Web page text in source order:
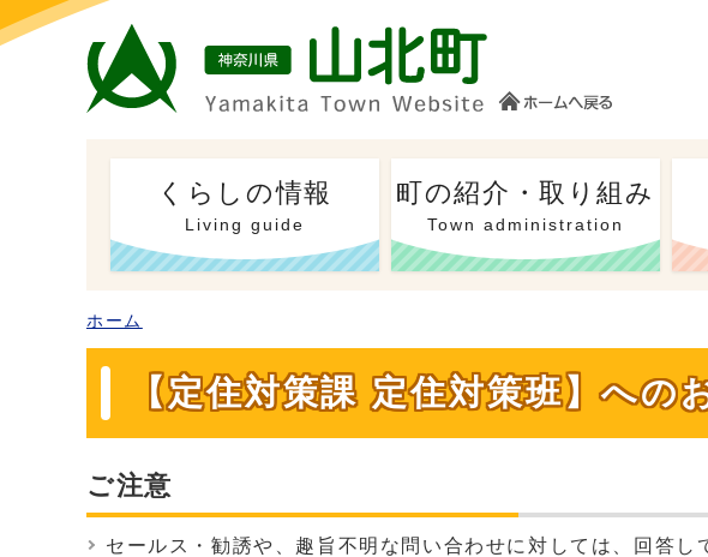
くらしの情報
Living guide
町の紹介・取り組み
Town administration
ホーム
【定住対策課 定住対策班】への
ご注意
セールス・勧誘や、趣旨不明な問い合わせに対しては、回答し